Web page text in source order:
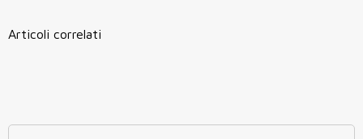
Articoli correlati